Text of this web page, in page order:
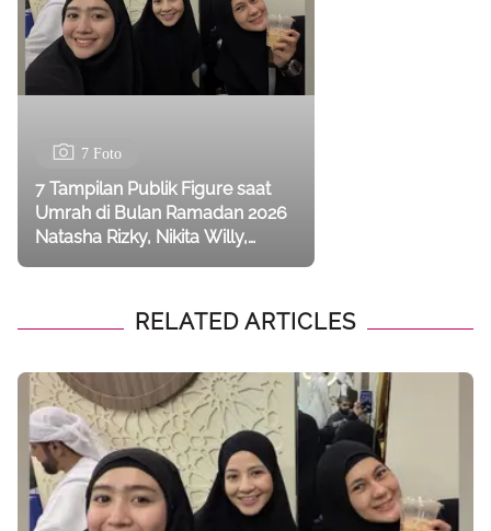
7 Foto
7 Tampilan Publik Figure saat
Umrah di Bulan Ramadan 2026
Natasha Rizky, Nikita Willy,
RELATED ARTICLES